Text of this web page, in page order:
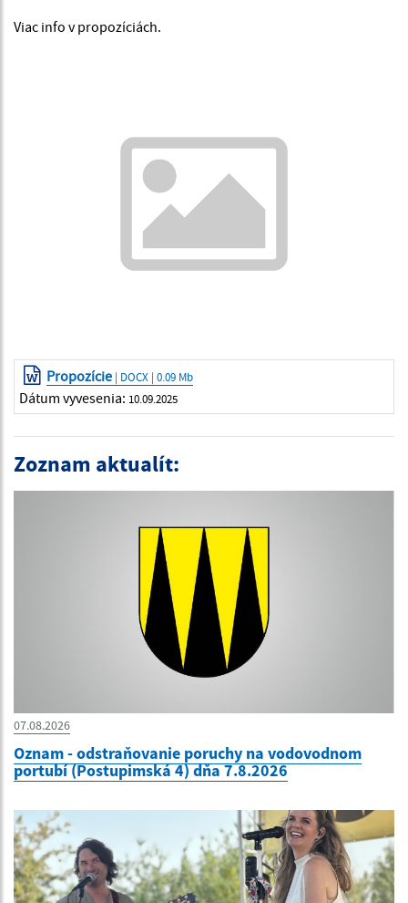
Viac info v propozíciách.
Propozície | DOCX | 0.09 Mb
Dátum vyvesenia: 10.09.2025
Zoznam aktualít:
07.08.2026
Oznam - odstraňovanie poruchy na vodovodnom
portubí (Postupimská 4) dňa 7.8.2026